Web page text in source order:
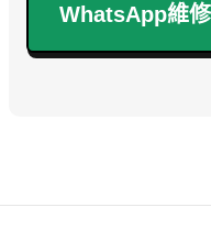
WhatsApp維